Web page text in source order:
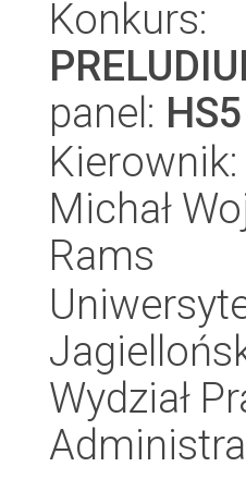
Konkurs:
panel: HS5
Michał
Rams
Wydział